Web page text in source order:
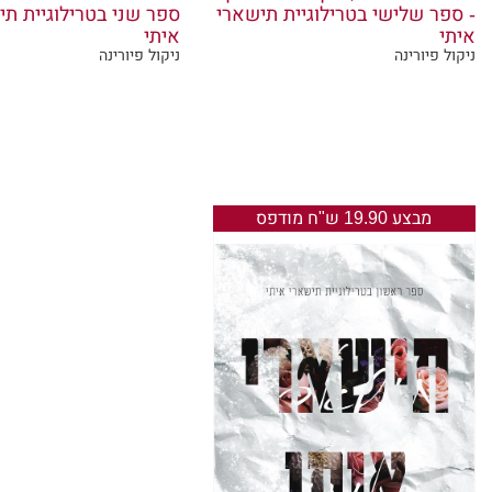
משפתיה
על סף
של
- ספר שלישי בטרילוגיית תישארי
איתי
ניקול פיורינה
ספר שני בטרילוגיית
איתי
ניקול פיורינה
מבצע 19.90 ש"ח מודפס